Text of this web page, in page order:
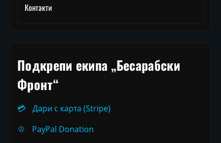
Контакти
Подкрепи екипа „Бесарабски
Фронт“
💳
Дари с карта (Stripe)
💠
PayPal Donation